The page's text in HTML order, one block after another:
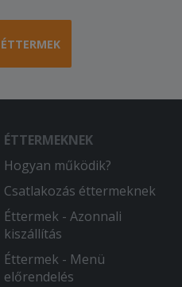
ÉTTERMEKNEK
Hogyan működik?
Csatlakozás éttermeknek
Éttermek - Azonnali
kiszállítás
Éttermek - Menü
előrendelés